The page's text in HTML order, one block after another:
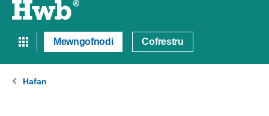
Mewngofnodi Cofrestru
Hafan